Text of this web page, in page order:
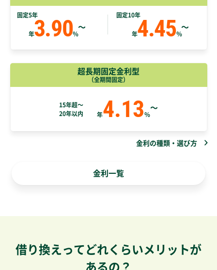
固定5年
年3.90％
～
固定10年
年4.45％
～
超長期固定金利型
（全期間固定）
15年超～
20年以内
年4.13％
～
金利の種類・選び方
金利一覧
借り換えってどれくらいメリットが
あるの？